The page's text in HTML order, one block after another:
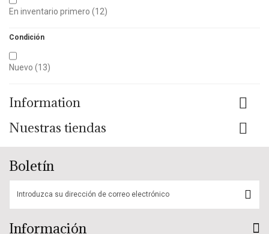
En inventario primero (12)
Condición
Nuevo (13)
Information
Nuestras tiendas
Boletín
Información